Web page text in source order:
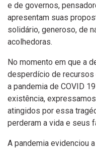
e de governos,
apresentam suas
solidário, generoso, de
acolhedoras.
No momento em que a
desperdício de recursos
a pandemia de COVID
existência,
atingidos por essa
perderam a vida e seus
A pandemia evidenciou